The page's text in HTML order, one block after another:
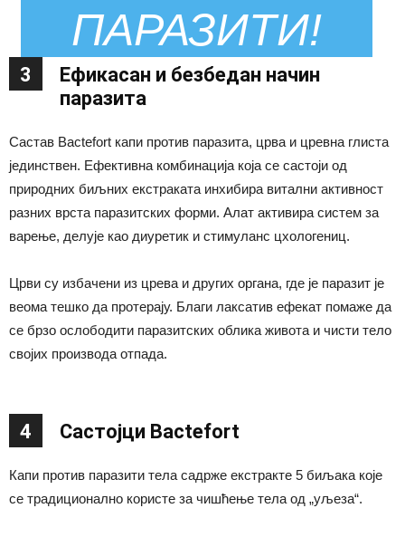
ПАРАЗИТИ!
3
Ефикасан и безбедан начин
паразита
Састав Bactefort капи против паразита, црва и цревна глиста
јединствен. Ефективна комбинација која се састоји од
природних биљних екстраката инхибира витални активност
разних врста паразитских форми. Алат активира систем за
варење, делује као диуретик и стимуланс цхологениц.
Црви су избачени из црева и других органа, где је паразит је
веома тешко да протерају. Благи лаксатив ефекат помаже да
се брзо ослободити паразитских облика живота и чисти тело
својих производа отпада.
4 Састојци Bactefort
Капи против паразити тела садрже екстракте 5 биљака које
се традиционално користе за чишћење тела од „уљеза“.